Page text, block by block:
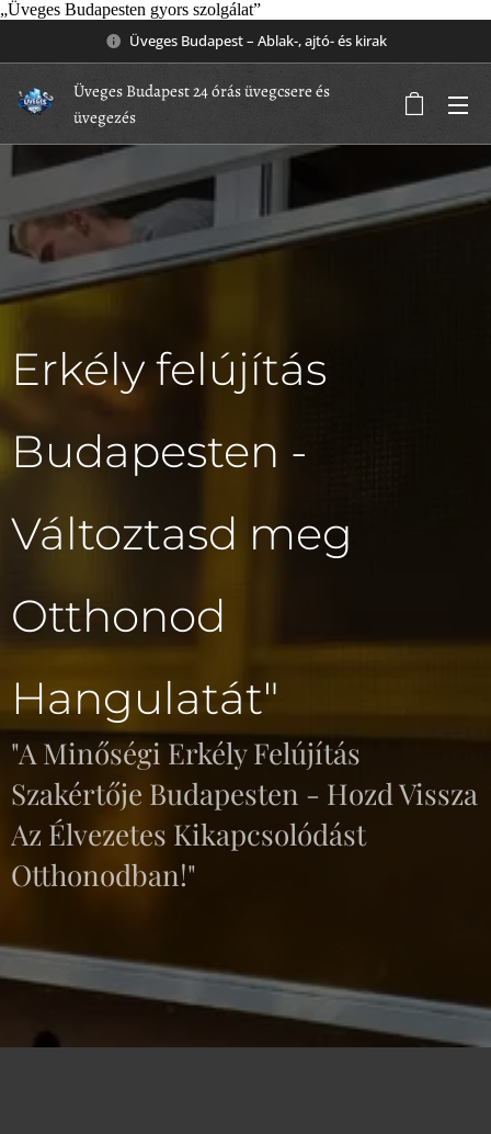
„Üveges Budapesten gyors szolgálat”
Üveges Budapest – Ablak-, ajtó- és kirak
Üveges Budapest 24 órás üvegcsere és
üvegezés
Erkély felújítás
Budapesten -
Változtasd meg
Otthonod
Hangulatát"
"A Minőségi Erkély Felújítás
Szakértője Budapesten - Hozd Vissza
Az Élvezetes Kikapcsolódást
Otthonodban!"